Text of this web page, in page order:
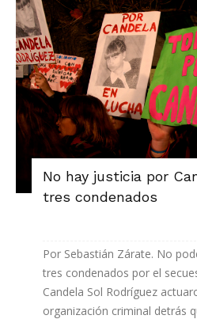
No hay justicia por
tres condenados
Por Sebastián Zárate. No
tres condenados por el
Candela Sol Rodríguez
organización criminal detrás